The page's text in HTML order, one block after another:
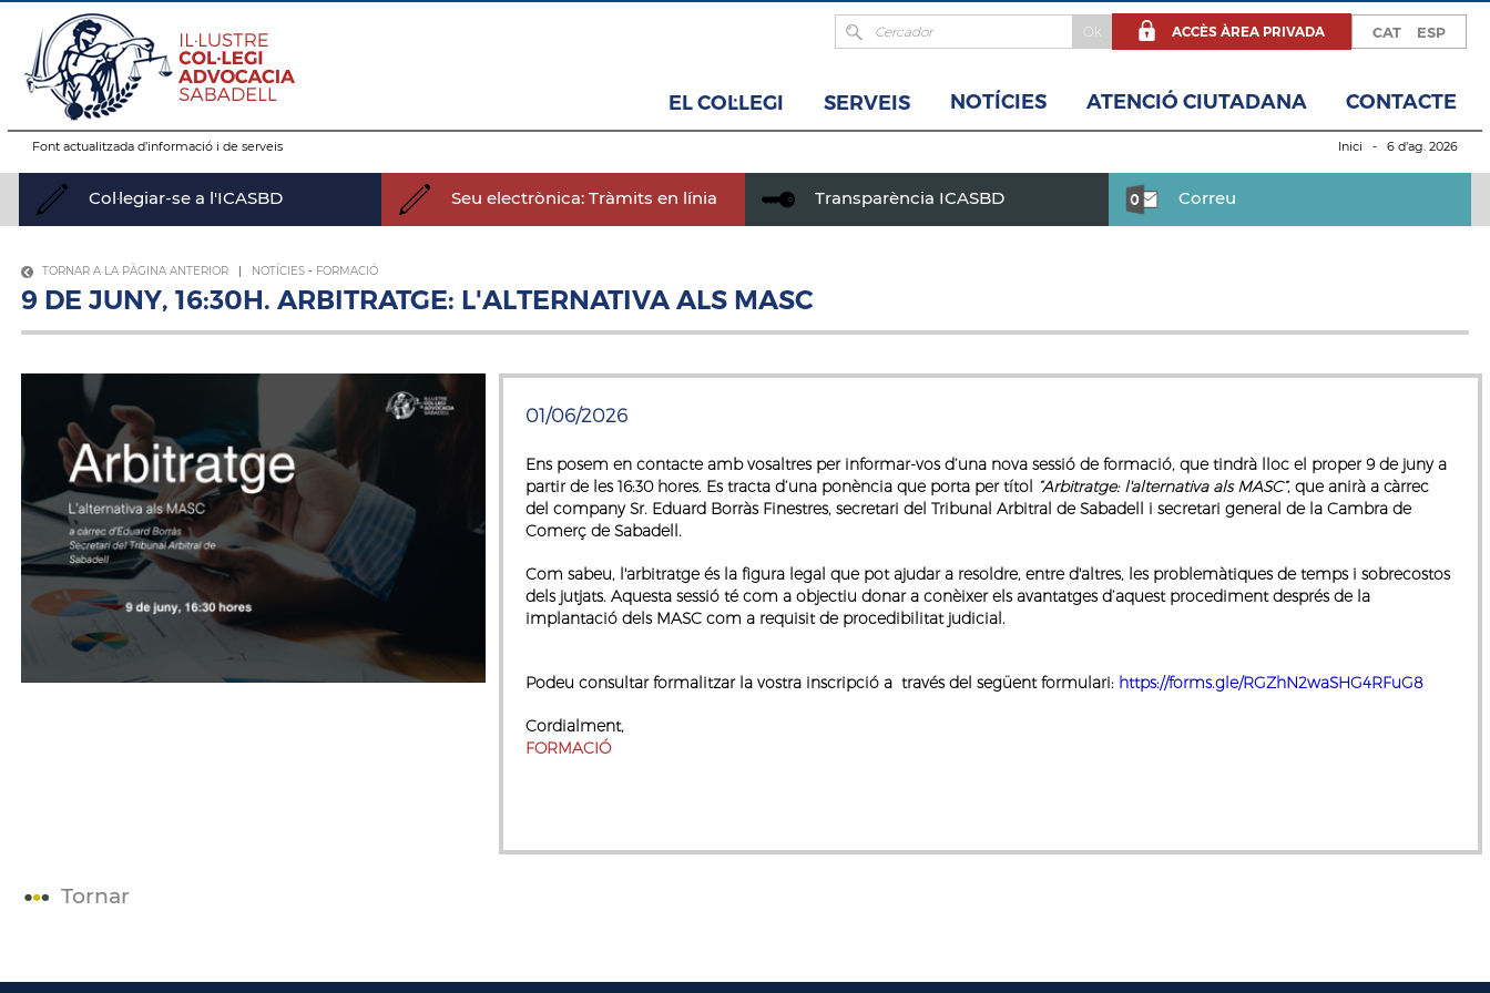
ESP
CAT
ACCÈS ÀREA PRIVADA
EL COL·LEGI SERVEIS NOTÍCIES ATENCIÓ CIUTADANA CONTACTE
Font actualitzada d’informació i de serveis Inici - 6 d’ag. 2026
Col·legiar-se a l'ICASBD Seu electrònica: Tràmits en línia Transparència ICASBD Correu
TORNAR A LA PÀGINA ANTERIOR| NOTÍCIES- FORMACIÓ
9 DE JUNY, 16:30H. ARBITRATGE: L'ALTERNATIVA ALS MASC
01/06/2026
Ens posem en contacte amb vosaltres per informar-vos d’una nova sessió de formació, que tindrà lloc el proper 9 de juny a
partir de les 16:30 hores. Es tracta d’una ponència que porta per títol “Arbitratge: l'alternativa als MASC”, que anirà a càrrec
del company Sr. Eduard Borràs Finestres, secretari del Tribunal Arbitral de Sabadell i secretari general de la Cambra de
Comerç de Sabadell.
Com sabeu, l'arbitratge és la figura legal que pot ajudar a resoldre, entre d'altres, les problemàtiques de temps i sobrecostos
dels jutjats. Aquesta sessió té com a objectiu donar a conèixer els avantatges d’aquest procediment després de la
implantació dels MASC com a requisit de procedibilitat judicial.
Podeu consultar formalitzar la vostra inscripció a través del següent formulari: https://forms.gle/RGZhN2waSHG4RFuG8
Cordialment,
FORMACIÓ
Tornar